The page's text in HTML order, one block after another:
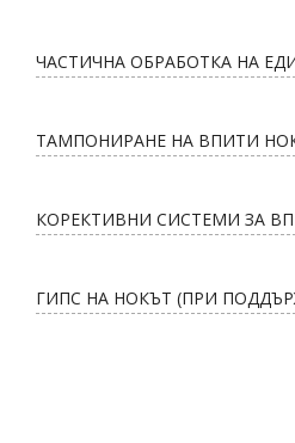
ЧАСТИЧНА ОБРАБОТКА НА
ТАМПОНИРАНЕ НА ВПИТИ
КОРЕКТИВНИ СИСТЕМИ ЗА
ГИПС НА НОКЪТ (ПРИ